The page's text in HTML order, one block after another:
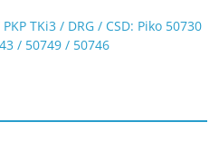
TKi3 / DRG / CSD: Piko 50730
/ 50749 / 50746